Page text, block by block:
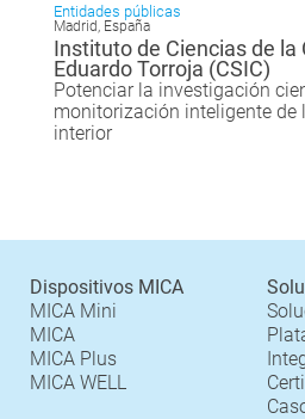
Entidades públicas
Madrid, España
Instituto de Ciencias de la
Eduardo Torroja (CSIC)
Potenciar la investigación
monitorización inteligente de
interior
Dispositivos MICA
MICA Mini
MICA
MICA Plus
MICA WELL